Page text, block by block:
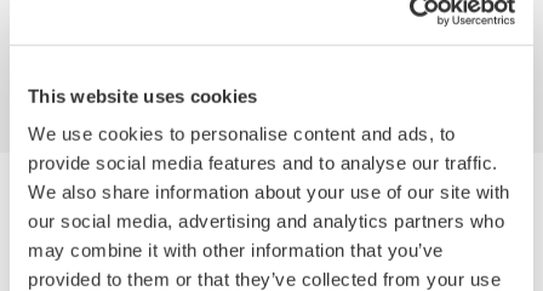
This website uses cookies
We use cookies to personalise content and ads, to
provide social media features and to analyse our traffic.
We also share information about your use of our site with
our social media, advertising and analytics partners who
may combine it with other information that you’ve
provided to them or that they’ve collected from your use
Böngészés Médiakiadványok by
Category